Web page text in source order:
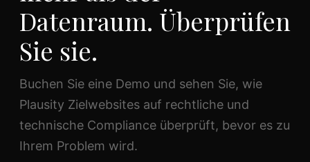
Datenraum. Überprüfen
Sie sie.
Buchen Sie eine Demo und sehen Sie, wie
Plausity Zielwebsites auf rechtliche und
technische Compliance überprüft, bevor es zu
Ihrem Problem wird.